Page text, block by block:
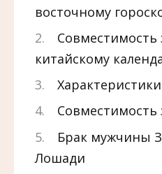
восточному
Совместимость
китайскому
Совместимость
Брак мужчины
Лошади